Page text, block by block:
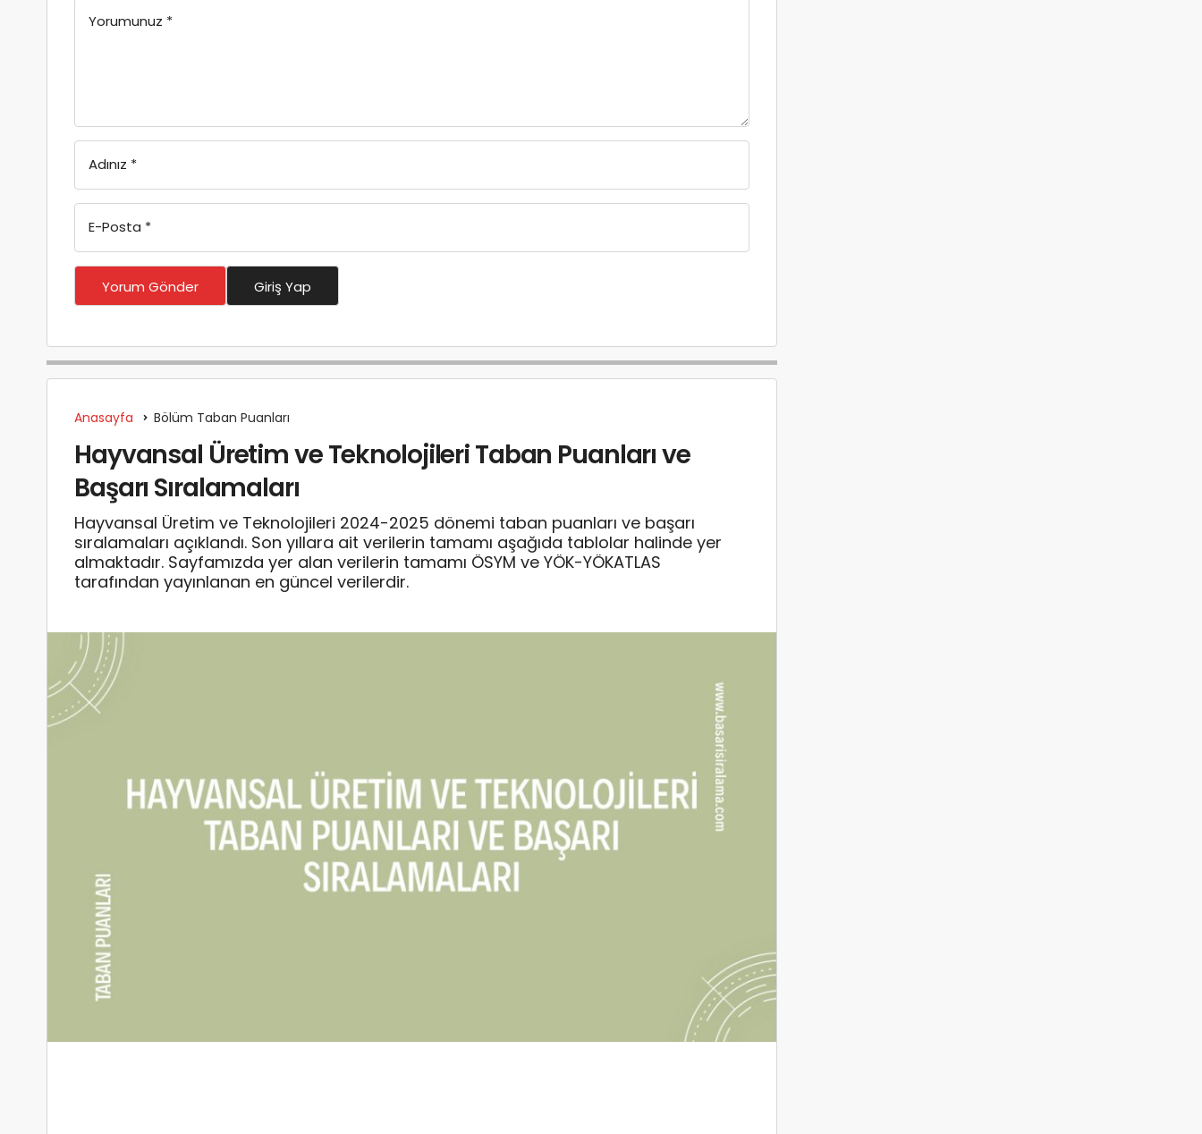
Yorumunuz *
Adınız *
E-Posta *
Yorum Gönder Giriş Yap
Anasayfa Bölüm Taban Puanları
Hayvansal Üretim ve Teknolojileri Taban Puanları ve
Başarı Sıralamaları
Hayvansal Üretim ve Teknolojileri 2024-2025 dönemi taban puanları ve başarı
sıralamaları açıklandı. Son yıllara ait verilerin tamamı aşağıda tablolar halinde yer
almaktadır. Sayfamızda yer alan verilerin tamamı ÖSYM ve YÖK-YÖKATLAS
tarafından yayınlanan en güncel verilerdir.